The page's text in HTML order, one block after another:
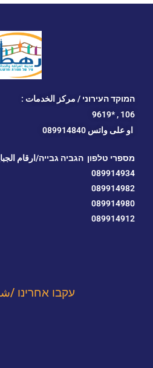
המוקד העירוני / مركز الخدمات :
106 ,
*9619
او على واتس 089914840
מספרי טלפון הגביה גבייה/ارقام
089914934
089914982
089914980
089914912
עקבו אחרינו /